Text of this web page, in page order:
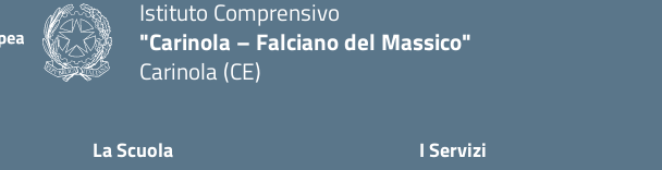
Istituto Comprensivo
"Carinola – Falciano del Massico"
Carinola (CE)
La Scuola I Servizi